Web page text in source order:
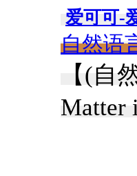
爱可可-
自然语
【(自
Matter